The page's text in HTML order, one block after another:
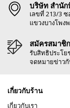
บริษัท สำนัก
เลขที่ 213/3
แขวงบางโพง
สมัครสมาชิ
รับสิทธิประโ
จดหมายข่าวกั
เกี่ยวกับร้าน
เกี่ยวกับเรา